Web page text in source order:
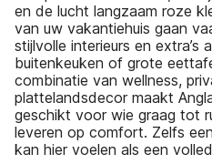
en de lucht langzaam roze
van uw vakantiehuis gaan
stijlvolle interieurs en extra’s
buitenkeuken of grote
combinatie van wellness,
plattelandsdecor maakt
geschikt voor wie graag tot
leveren op comfort. Zelfs
kan hier voelen als een